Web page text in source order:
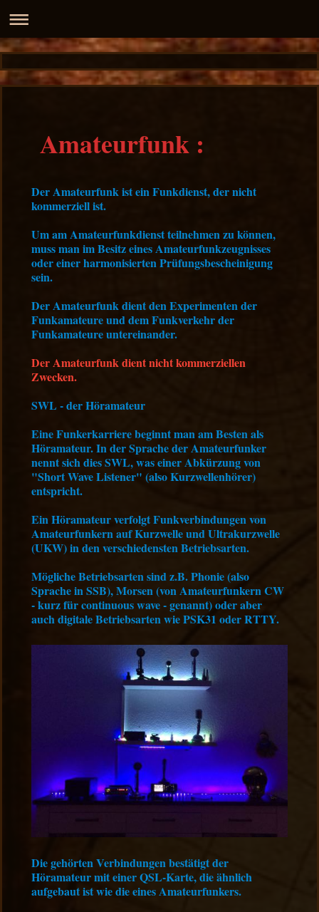
Amateurfunk :
Der Amateurfunk ist ein Funkdienst, der nicht
kommerziell ist.
Um am Amateurfunkdienst teilnehmen zu können,
muss man im Besitz eines Amateurfunkzeugnisses
oder einer harmonisierten Prüfungsbescheinigung
sein.
Der Amateurfunk dient den Experimenten der
Funkamateure und dem Funkverkehr der
Funkamateure untereinander.
Der Amateurfunk dient nicht kommerziellen
Zwecken.
SWL - der Höramateur
Eine Funkerkarriere beginnt man am Besten als
Höramateur. In der Sprache der Amateurfunker
nennt sich dies SWL, was einer Abkürzung von
"Short Wave Listener" (also Kurzwellenhörer)
entspricht.
Ein Höramateur verfolgt Funkverbindungen von
Amateurfunkern auf Kurzwelle und Ultrakurzwelle
(UKW) in den verschiedensten Betriebsarten.
Mögliche Betriebsarten sind z.B. Phonie (also
Sprache in SSB), Morsen (von Amateurfunkern CW
- kurz für continuous wave - genannt) oder aber
auch digitale Betriebsarten wie PSK31 oder RTTY.
Die gehörten Verbindungen bestätigt der
Höramateur mit einer QSL-Karte, die ähnlich
aufgebaut ist wie die eines Amateurfunkers.